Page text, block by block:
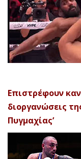
Επιστρέφουν
διοργανώσεις
Πυγμαχίας’